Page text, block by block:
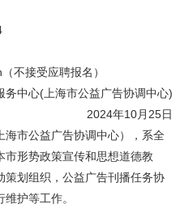
接受应聘报名）
务中心(上海市公益广告协调中心)
2024年10月25日
市公益广告协调中心），系全
形势政策宣传和思想道德教
划组织，公益广告刊播任务协
护等工作。